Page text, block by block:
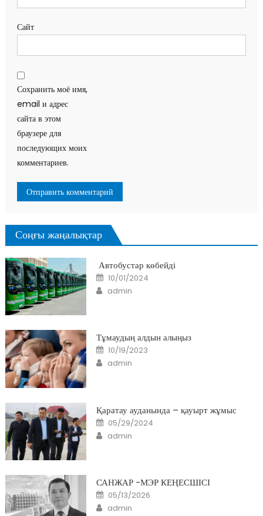
Сайт
Сохранить моё имя,
email и адрес
сайта в этом
браузере для
последующих моих
комментариев.
Соңғы жаңалықтар
Автобустар көбейді
Posted
on
10/01/2024
Author
admin
Тұмаудың алдын алыңыз
Posted
on
10/19/2023
Author
admin
Қаратау ауданында – қауырт жұмыс
Posted
on
05/29/2024
Author
admin
САНЖАР -МЭР КЕҢЕСШІСІ
Posted
on
05/13/2026
Author
admin